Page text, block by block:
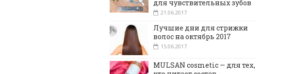
для чувствительных зубов
21.06.2017
Лучшие дни для стрижки
волос на октябрь 2017
15.06.2017
MULSAN cosmetic — для тех,